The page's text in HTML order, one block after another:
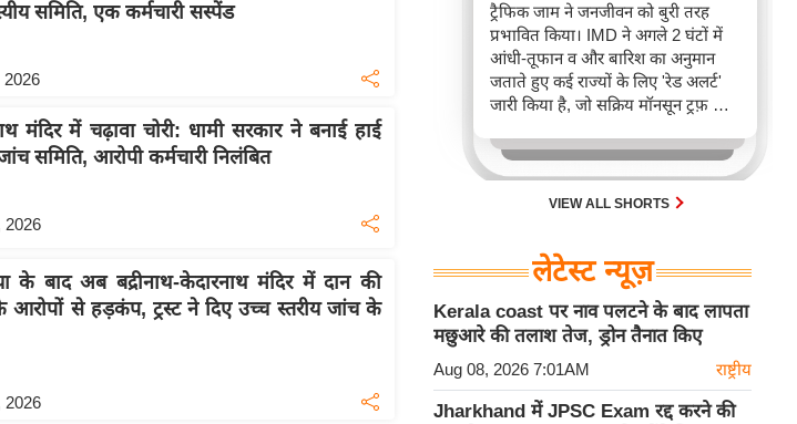
समिति, एक कर्मचारी सस्पेंड
2026
मंदिर में चढ़ावा चोरी: धामी सरकार ने बनाई हाई
समिति, आरोपी कर्मचारी निलंबित
2026
के बाद अब बद्रीनाथ-केदारनाथ मंदिर में दान की
आरोपों से हड़कंप, ट्रस्ट ने दिए उच्च स्तरीय जांच के
2026
ट्रैफिक जाम ने जनजीवन को बुरी तरह
प्रभावित किया। IMD ने अगले 2 घंटों में
आंधी-तूफान व और बारिश का अनुमान
जताते हुए कई राज्यों के लिए 'रेड अलर्ट'
जारी किया है, जो सक्रिय मॉनसून ट्रफ़ और
जिससे यातायात बाधित होने के साथ-साथ
सफदरजंग अस्पताल में भी जलभराव की
स्थिति बनी।VIEW ALL SHORTS
लेटेस्ट न्यूज़
Kerala coast पर नाव पलटने के बाद लापता
मछुआरे की तलाश तेज, ड्रोन तैनात किए
Aug 08, 2026 7:01AM राष्ट्रीय
Jharkhand में JPSC Exam रद्द करने की